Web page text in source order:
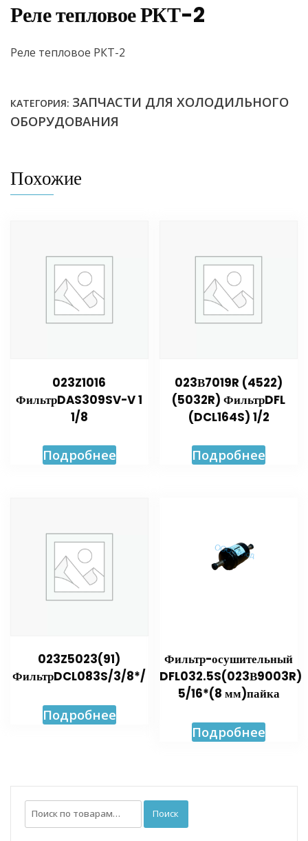
Реле тепловое РКТ-2
Реле тепловое РКТ-2
КАТЕГОРИЯ: ЗАПЧАСТИ ДЛЯ ХОЛОДИЛЬНОГО
ОБОРУДОВАНИЯ
Похожие
023Z1016
ФильтрDAS309SV-V 1
1/8
Подробнее
023В7019R (4522)
(5032R) ФильтрDFL
(DCL164S) 1/2
Подробнее
023Z5023(91)
ФильтрDCL083S/3/8*/
Подробнее
Фильтр-осушительный
DFL032.5S(023В9003R)
5/16*(8 мм)пайка
Подробнее
Искать: Поиск